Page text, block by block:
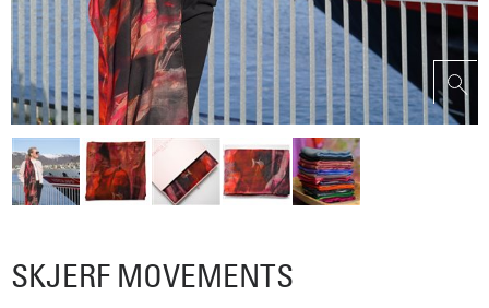
SKJERF MOVEMENTS